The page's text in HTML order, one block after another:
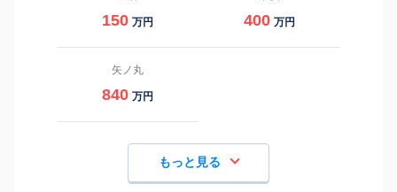
150 万円 400 万円
矢ノ丸
840 万円
もっと見る